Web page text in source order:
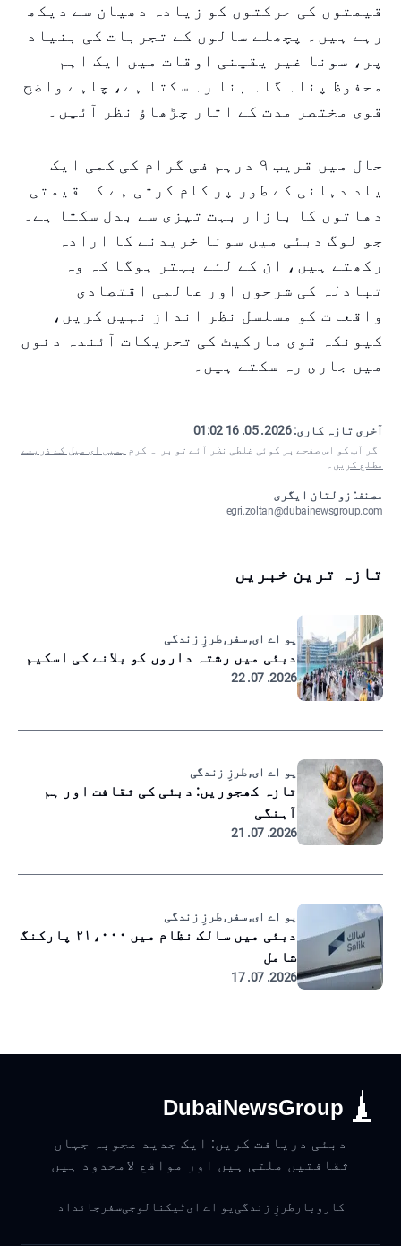
قیمتوں کی حرکتوں کو زیادہ دھیان سے دیکھ
رہے ہیں۔ پچھلے سالوں کے تجربات کی بنیاد
پر، سونا غیر یقینی اوقات میں ایک اہم
محفوظ پناہ گاہ بنا رہ سکتا ہے، چاہے واضح
قوی مختصر مدت کے اتار چڑھاؤ نظر آئیں۔
حال میں قریب ۹ درہم فی گرام کی کمی ایک
یاد دہانی کے طور پر کام کرتی ہے کہ قیمتی
دھاتوں کا بازار بہت تیزی سے بدل سکتا ہے۔
جو لوگ دبئی میں سونا خریدنے کا ارادہ
رکھتے ہیں، ان کے لئے بہتر ہوگا کہ وہ
تبادلہ کی شرحوں اور عالمی اقتصادی
واقعات کو مسلسل نظر انداز نہیں کریں،
کیونکہ قوی مارکیٹ کی تحریکات آئندہ دنوں
میں جاری رہ سکتے ہیں۔
آخری تازہ کاری:2026. 05. 16 01:02
اگر آپ کو اس صفحے پر کوئی غلطی نظر آئے تو براہ کرم ہمیں ای میل کے ذریعے
مطلع کریں ۔
مصنف: زولتان ایگری
egri.zoltan@dubainewsgroup.com
تازہ ترین خبریں
یو اے ای, سفر, طرزِ زندگی
دبئی میں رشتہ داروں کو بلانے کی اسکیم
2026. 07. 22
یو اے ای, طرزِ زندگی
تازہ کھجوریں: دبئی کی ثقافت اور ہم
آہنگی
2026. 07. 21
یو اے ای, سفر, طرزِ زندگی
دبئی میں سالک نظام میں ۲۱،۰۰۰ پارکنگ
شامل
2026. 07. 17
DubaiNewsGroup
دبئی دریافت کریں: ایک جدید عجوبہ جہاں
ثقافتیں ملتی ہیں اور مواقع لامحدود ہیں
کاروبار طرزِ زندگی یو اے ایٹیکنالوجیسفر جائداد